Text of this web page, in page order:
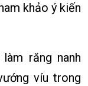
khảo ý kiến
răng nanh
víu trong